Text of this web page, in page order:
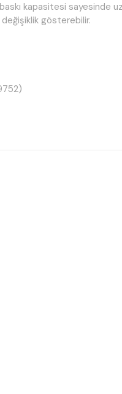
kapasitesi sayesinde
değişiklik gösterebilir.